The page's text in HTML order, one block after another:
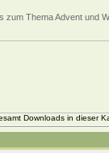
zum Thema Advent und
Downloads in dieser